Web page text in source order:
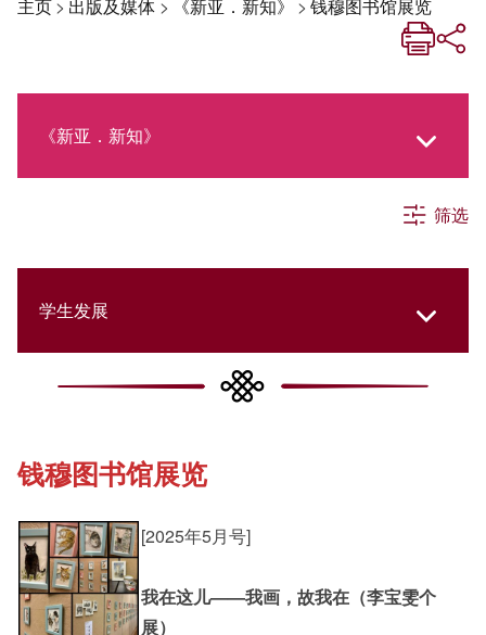
主页> 出版及媒体 > 《新亚．新知》 > 钱穆图书馆展览
《新亚．新知》
社交媒体专栏
《新亚简讯》
《新亚书院概览》
其他书院出版
筛选
学生发展
College Updates
Cultural Topics
Staff Engagement
钱穆图书馆展览
[2025年5月号]
我在这儿——我画，故我在（李宝雯个
展）